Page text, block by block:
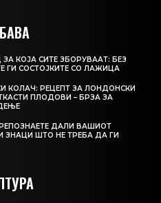
КОЈА СИТЕ ЗБОРУВААТ: БЕЗ
ГИ СОСТОЈКИТЕ СО ЛАЖИЦА
КОЛАЧ: РЕЦЕПТ ЗА ЛОНДОНСКИ
ПЛОДОВИ – БРЗА ЗА
ДАЛИ ВАШИОТ
ЗНАЦИ ШТО НЕ ТРЕБА ДА ГИ